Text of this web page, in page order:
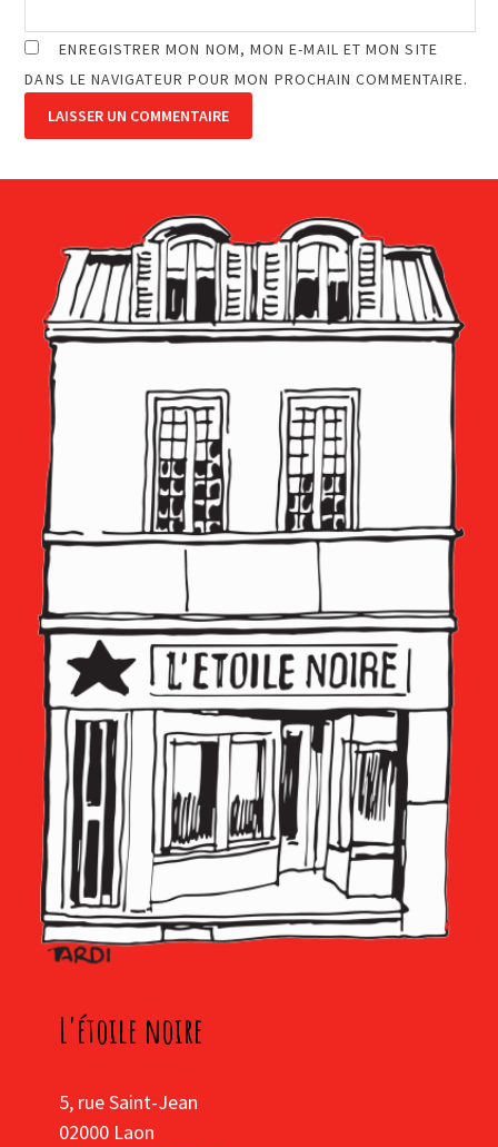
ENREGISTRER MON NOM, MON E-MAIL ET MON SITE
DANS LE NAVIGATEUR POUR MON PROCHAIN COMMENTAIRE.
L'étoile noire
5, rue Saint-Jean
02000 Laon